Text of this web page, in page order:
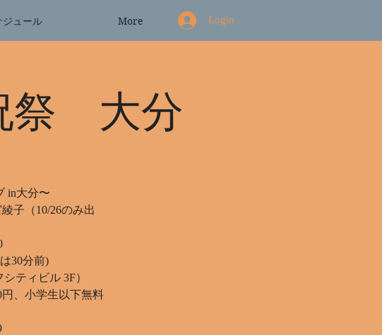
ジュール More Login
祭 大分
in大分〜
子（10/26のみ出
分前)
ティビル 3F）
円、小学生以下無料